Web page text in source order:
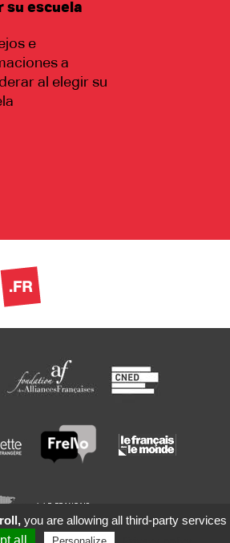
su escuela
e
a
al elegir su
you are allowing all third-party services
all